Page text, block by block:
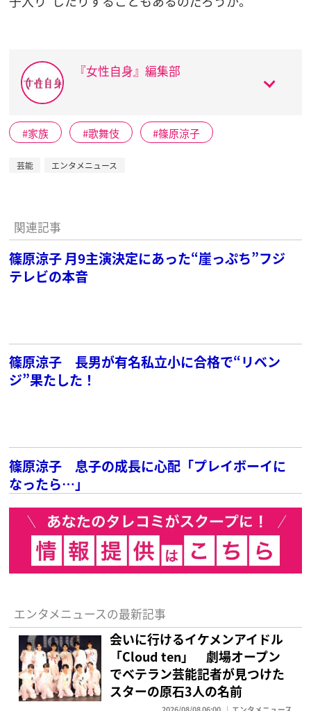
『女性自身』編集部
家族 歌舞伎 篠原涼子
芸能 エンタメニュース
関連記事
篠原涼子 月9主演決定にあった“崖っぷち”フジ
テレビの本音
篠原涼子 長男が有名私立小に合格で“リベン
ジ”果たした！
篠原涼子 息子の成長に心配「プレイボーイに
なったら…」
エンタメニュースの最新記事
会いに行けるイケメンアイドル
「Cloud ten」 劇場オープン
でベテラン芸能記者が見つけた
スターの原石3人の名前